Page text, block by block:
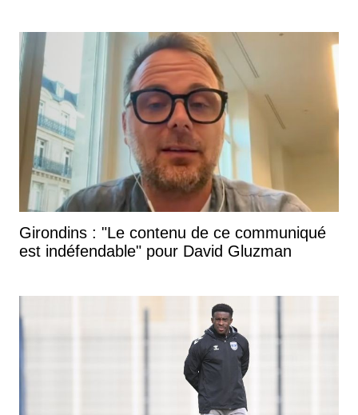
Girondins : "Le contenu de ce communiqué
est indéfendable" pour David Gluzman